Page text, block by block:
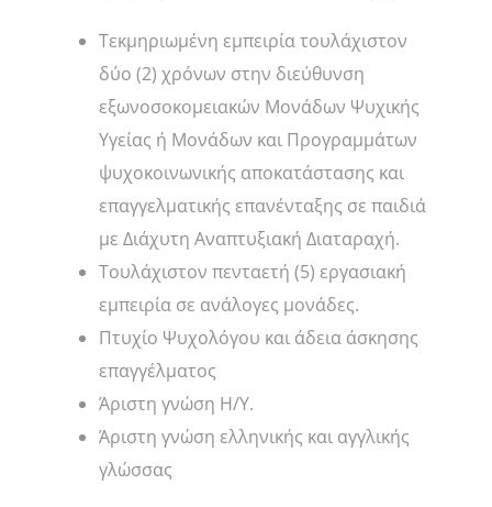
Τεκμηριωμένη εμπειρία τουλάχιστον
δύο (2) χρόνων στην διεύθυνση
εξωνοσοκομειακών Μονάδων Ψυχικής
Υγείας ή Μονάδων και Προγραμμάτων
ψυχοκοινωνικής αποκατάστασης και
επαγγελματικής επανένταξης σε παιδιά
με Διάχυτη Αναπτυξιακή Διαταραχή.
Τουλάχιστον πενταετή (5) εργασιακή
εμπειρία σε ανάλογες μονάδες.
Πτυχίο Ψυχολόγου και άδεια άσκησης
επαγγέλματος
Άριστη γνώση Η/Υ.
Άριστη γνώση ελληνικής και αγγλικής
γλώσσας